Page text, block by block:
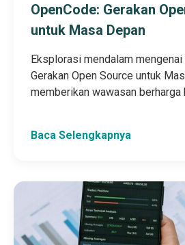
OpenCode: Gerakan
untuk Masa Depan
Eksplorasi mendalam mengenai
Gerakan Open Source untuk
memberikan wawasan
Baca Selengkapnya